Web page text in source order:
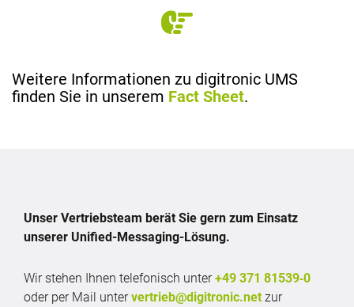
Weitere Informationen zu digitronic UMS
finden Sie in unserem Fact Sheet.
Unser Vertriebsteam berät Sie gern zum Einsatz
unserer Unified-Messaging-Lösung.
Wir stehen Ihnen telefonisch unter+49 371 81539‑0
oder per Mail untervertrieb@digitronic.net zur